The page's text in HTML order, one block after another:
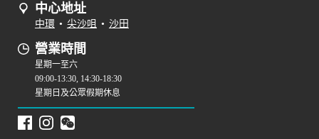
中心地址
中環 • 尖沙咀 • 沙田
營業時間
星期一至六
09:00-13:30, 14:30-18:30
星期日及公眾假期休息